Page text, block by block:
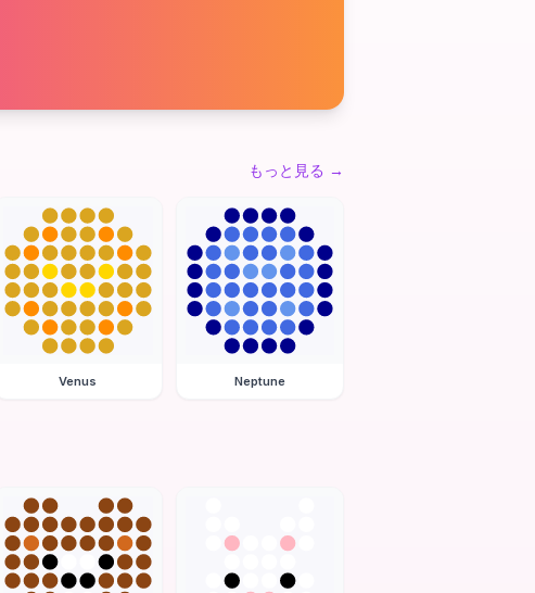
もっと見る →
Venus Neptune